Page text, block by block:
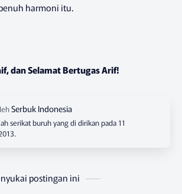
harmoni itu.
dan Selamat Bertugas Arif!
serikat buruh yang di dirikan pada 11
postingan ini